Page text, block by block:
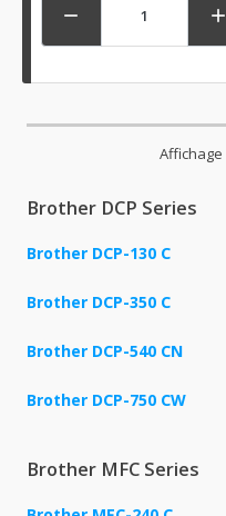
 
Affichage
Brother DCP Series
Brother DCP-130 C
Brother DCP-350 C
Brother DCP-540 CN
Brother DCP-750 CW
Brother MFC Series